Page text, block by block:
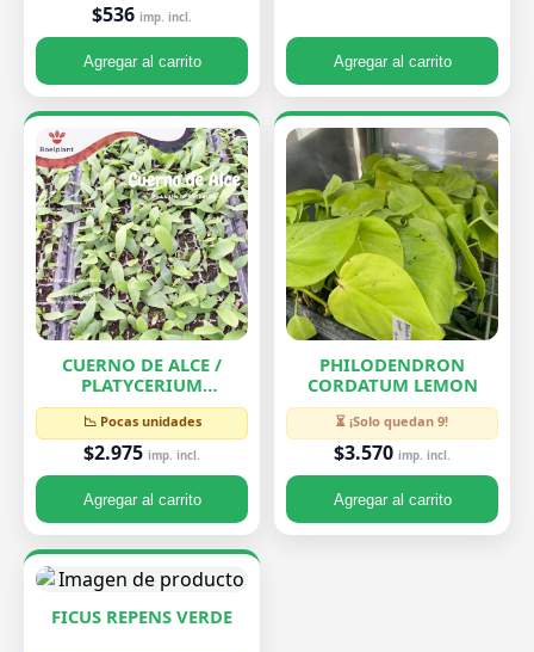
$536 imp. incl.
Agregar al carrito Agregar al carrito
CUERNO DE ALCE /
PLATYCERIUM
BIFURCATUM
📉 Pocas unidades
$2.975 imp. incl.
Agregar al carrito
PHILODENDRON
CORDATUM LEMON
⏳ ¡Solo quedan 9!
$3.570 imp. incl.
Agregar al carrito
FICUS REPENS VERDE